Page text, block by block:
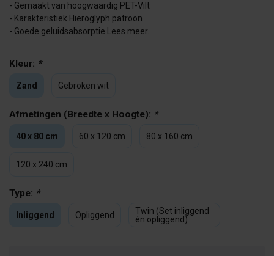
- Gemaakt van hoogwaardig PET-Vilt
- Karakteristiek Hieroglyph patroon
- Goede geluidsabsorptie
Lees meer
Kleur: *
Zand Gebroken wit
Afmetingen (Breedte x Hoogte): *
40 x 80 cm 60 x 120 cm 80 x 160 cm
120 x 240 cm
Type: *
Inliggend Opliggend
Twin (Set inliggend
én opliggend)